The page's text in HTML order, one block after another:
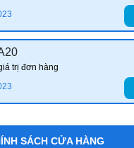
trị đơn hàng
SÁCH CỬA HÀNG